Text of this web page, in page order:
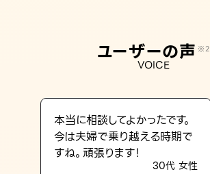
ユーザーの声 ※2
VOICE
本当に相談してよかったです。
今は夫婦で乗り越える時期で
すね。頑張ります！
30代 女性